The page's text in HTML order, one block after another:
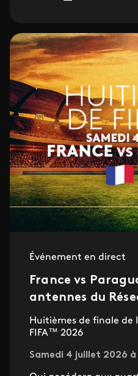
Événement en direct
France vs
antennes du
Huitièmes de finale de
FIFA™ 2026
Samedi 4 juillet 2026 à